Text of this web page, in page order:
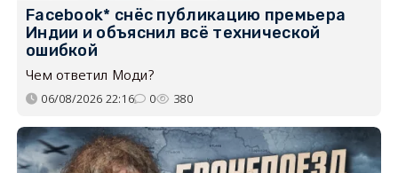
Facebook* снёс публикацию премьера
Индии и объяснил всё технической
ошибкой
Чем ответил Моди?
06/08/2026 22:16 0 380